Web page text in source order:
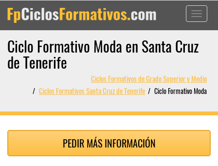
Toggle
Ciclo Formativo Moda en Santa Cruz
de Tenerife
Ciclos Formativos de Grado Superior y Medio
Ciclos Formativos Santa Cruz de Tenerife
Ciclo Formativo Moda
PEDIR MÁS INFORMACIÓN